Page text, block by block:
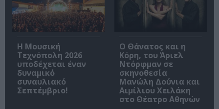
Η Μουσική
Τεχνόπολη 2026
υποδέχεται έναν
δυναμικό
συναυλιακό
Σεπτέμβριο!
Ο Θάνατος και η
Κόρη, του Άριελ
Ντόρφμαν σε
σκηνοθεσία
Μανώλη Δούνια και
Αιμίλιου Χειλάκη
στο Θέατρο Αθηνών